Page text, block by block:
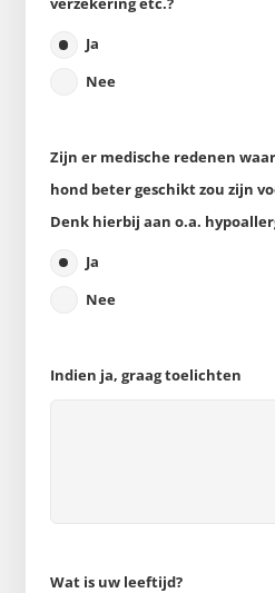
Ja
Nee
Zijn er medische redenen
hond beter geschikt zou zijn
Denk hierbij aan o.a.
Ja
Nee
Indien ja, graag toelichten
Wat is uw leeftijd?